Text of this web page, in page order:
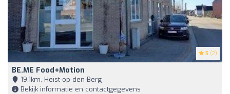
5 (2)
BE.ME Food+Motion
19,1km, Heist-op-den-Berg
Bekijk informatie en contactgegevens